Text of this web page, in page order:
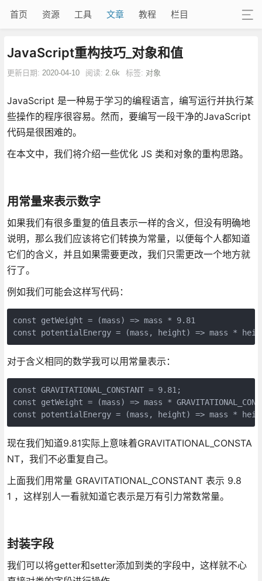
首页 资源 工具 文章 教程 栏目
JavaScript重构技巧_对象和值
更新日期: 2020-04-10 阅读: 2.6k 标签: 对象
JavaScript 是一种易于学习的编程语言，编写运行并执行某
些操作的程序很容易。然而，要编写一段干净的JavaScript
代码是很困难的。
在本文中，我们将介绍一些优化 JS 类和对象的重构思路。
用常量来表示数字
如果我们有很多重复的值且表示一样的含义，但没有明确地
说明，那么我们应该将它们转换为常量，以便每个人都知道
它们的含义，并且如果需要更改，我们只需更改一个地方就
行了。
例如我们可能会这样写代码：
const getWeight = (mass) => mass * 9.81
const potentialEnergy = (mass, height) => mass *
对于含义相同的数学我可以用常量表示：
const GRAVITATIONAL_CONSTANT = 9.81;
const getWeight = (mass) => mass *
const potentialEnergy = (mass, height) => mass * height *
现在我们知道9.81实际上意味着GRAVITATIONAL_CONSTA
NT，我们不必重复自己。
上面我们用常量 GRAVITATIONAL_CONSTANT 表示 9.8
1 ，这样别人一看就知道它表示是万有引力常数常量。
封装字段
我们可以将getter和setter添加到类的字段中，这样就不心